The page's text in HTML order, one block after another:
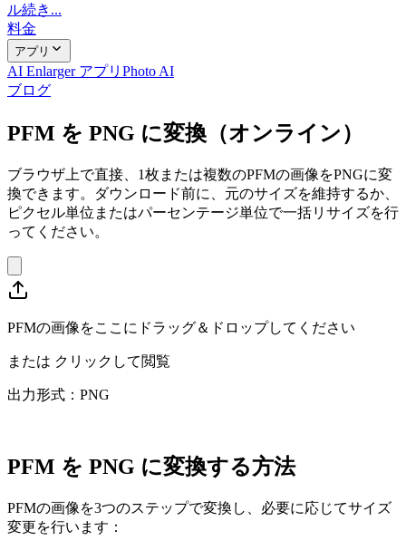
ル続き...
料金
アプリ
AI Enlarger アプリ Photo AI
ブログ
PFM を PNG に変換（オンライン）
ブラウザ上で直接、1枚または複数のPFMの画像をPNGに変
換できます。ダウンロード前に、元のサイズを維持するか、
ピクセル単位またはパーセンテージ単位で一括リサイズを行
ってください。
PFMの画像をここにドラッグ＆ドロップしてください
または クリックして閲覧
出力形式：PNG
PFM を PNG に変換する方法
PFMの画像を3つのステップで変換し、必要に応じてサイズ
変更を行います：